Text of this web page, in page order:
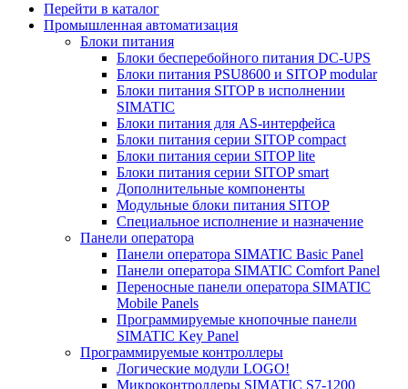
Перейти в каталог
Промышленная автоматизация
Блоки питания
Блоки бесперебойного питания DC-UPS
Блоки питания PSU8600 и SITOP modular
Блоки питания SITOP в исполнении
SIMATIC
Блоки питания для AS-интерфейса
Блоки питания серии SITOP compact
Блоки питания серии SITOP lite
Блоки питания серии SITOP smart
Дополнительные компоненты
Модульные блоки питания SITOP
Специальное исполнение и назначение
Панели оператора
Панели оператора SIMATIC Basic Panel
Панели оператора SIMATIC Comfort Panel
Переносные панели оператора SIMATIC
Mobile Panels
Программируемые кнопочные панели
SIMATIC Key Panel
Программируемые контроллеры
Логические модули LOGO!
Микроконтроллеры SIMATIC S7-1200